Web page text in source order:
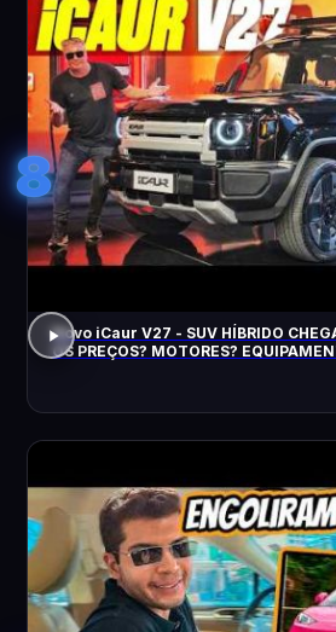
8
Novo iCaur V27 - SUV HÍBRIDO
OS PREÇOS? MOTORES?